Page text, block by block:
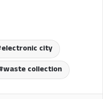
electronic city
waste collection